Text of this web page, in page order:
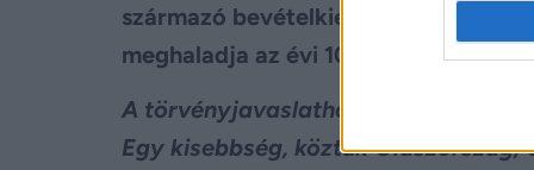
származó bevételkiesésre
. Ez az
meghaladja az évi 10 milliárd eurót.
A törvényjavaslathoz azonban
Egy kisebbség, köztük